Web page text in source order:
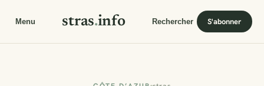
Menu stras.info Rechercher S'abonner